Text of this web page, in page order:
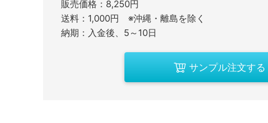
販売価格：8,250円
送料：1,000円 ※沖縄・離島を除く
納期：入金後、5～10日
サンプル注文する